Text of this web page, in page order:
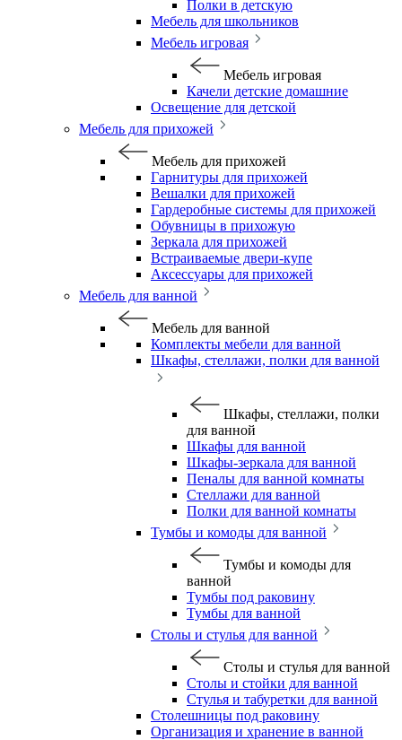
Полки в детскую
Мебель для школьников
Мебель игровая
Мебель игровая
Качели детские домашние
Освещение для детской
Мебель для прихожей
Мебель для прихожей
Гарнитуры для прихожей
Вешалки для прихожей
Гардеробные системы для прихожей
Обувницы в прихожую
Зеркала для прихожей
Встраиваемые двери-купе
Аксессуары для прихожей
Мебель для ванной
Мебель для ванной
Комплекты мебели для ванной
Шкафы, стеллажи, полки для ванной
Шкафы, стеллажи, полки
для ванной
Шкафы для ванной
Шкафы-зеркала для ванной
Пеналы для ванной комнаты
Стеллажи для ванной
Полки для ванной комнаты
Тумбы и комоды для ванной
Тумбы и комоды для
ванной
Тумбы под раковину
Тумбы для ванной
Столы и стулья для ванной
Столы и стулья для ванной
Столы и стойки для ванной
Стулья и табуретки для ванной
Столешницы под раковину
Организация и хранение в ванной